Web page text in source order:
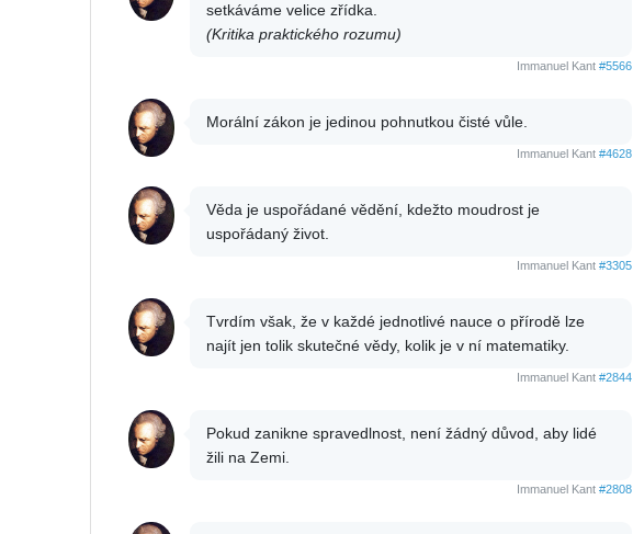
setkáváme velice zřídka.
(Kritika praktického rozumu)
Immanuel Kant #5566
Morální zákon je jedinou pohnutkou čisté vůle.
Immanuel Kant #4628
Věda je uspořádané vědění, kdežto moudrost je
uspořádaný život.
Immanuel Kant #3305
Tvrdím však, že v každé jednotlivé nauce o přírodě lze
najít jen tolik skutečné vědy, kolik je v ní matematiky.
Immanuel Kant #2844
Pokud zanikne spravedlnost, není žádný důvod, aby lidé
žili na Zemi.
Immanuel Kant #2808